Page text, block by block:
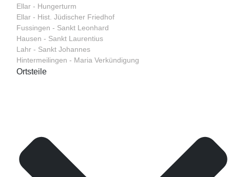
Ellar - Hungerturm
Ellar - Hist. Jüdischer Friedhof
Fussingen - Sankt Leonhard
Hausen - Sankt Laurentius
Lahr - Sankt Johannes
Hintermeilingen - Maria Verkündigung
Ortsteile